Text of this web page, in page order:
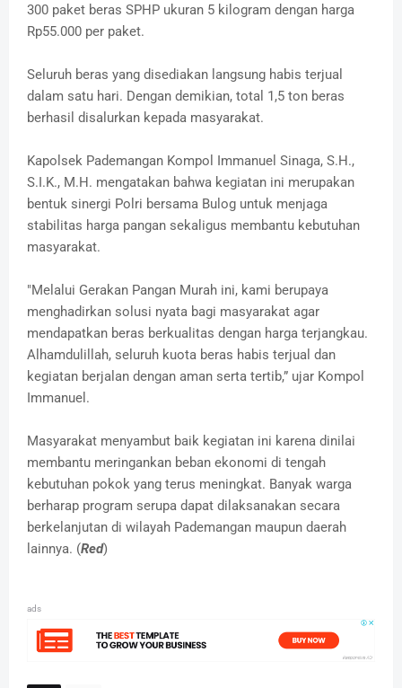
300 paket beras SPHP ukuran 5 kilogram dengan harga
Rp55.000 per paket.
Seluruh beras yang disediakan langsung habis terjual
dalam satu hari. Dengan demikian, total 1,5 ton beras
berhasil disalurkan kepada masyarakat.
Kapolsek Pademangan Kompol Immanuel Sinaga, S.H.,
S.I.K., M.H. mengatakan bahwa kegiatan ini merupakan
bentuk sinergi Polri bersama Bulog untuk menjaga
stabilitas harga pangan sekaligus membantu kebutuhan
masyarakat.
"Melalui Gerakan Pangan Murah ini, kami berupaya
menghadirkan solusi nyata bagi masyarakat agar
mendapatkan beras berkualitas dengan harga terjangkau.
Alhamdulillah, seluruh kuota beras habis terjual dan
kegiatan berjalan dengan aman serta tertib,” ujar Kompol
Immanuel.
Masyarakat menyambut baik kegiatan ini karena dinilai
membantu meringankan beban ekonomi di tengah
kebutuhan pokok yang terus meningkat. Banyak warga
berharap program serupa dapat dilaksanakan secara
berkelanjutan di wilayah Pademangan maupun daerah
lainnya. (Red)
ads